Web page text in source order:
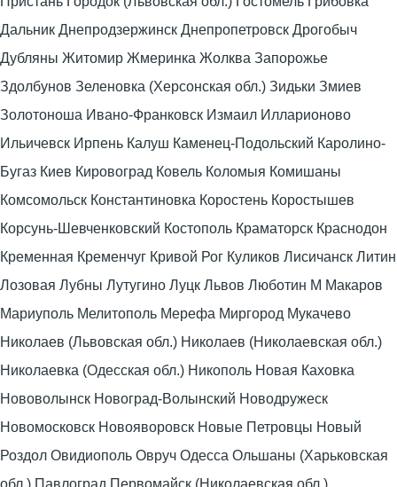
Дальник Днепродзержинск Днепропетровск Дрогобыч
Дубляны Житомир Жмеринка Жолква Запорожье
Здолбунов Зеленовка (Херсонская обл.) Зидьки Змиев
Золотоноша Ивано-Франковск Измаил Илларионово
Ильичевск Ирпень Калуш Каменец-Подольский Каролино-
Бугаз Киев Кировоград Ковель Коломыя Комишаны
Комсомольск Константиновка Коростень Коростышев
Корсунь-Шевченковский Костополь Краматорск Краснодон
Кременная Кременчуг Кривой Рог Куликов Лисичанск Литин
Лозовая Лубны Лутугино Луцк Львов Люботин М Макаров
Мариуполь Мелитополь Мерефа Миргород Мукачево
Николаев (Львовская обл.) Николаев (Николаевская обл.)
Николаевка (Одесская обл.) Никополь Новая Каховка
Нововолынск Новоград-Волынский Новодружеск
Новомосковск Новояворовск Новые Петровцы Новый
Роздол Овидиополь Овруч Одесса Ольшаны (Харьковская
обл.) Павлоград Первомайск (Николаевская обл.)